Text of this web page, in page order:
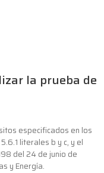
la prueba de
especificados en los
literales b y c, y el
del 24 de junio de
y Energía.